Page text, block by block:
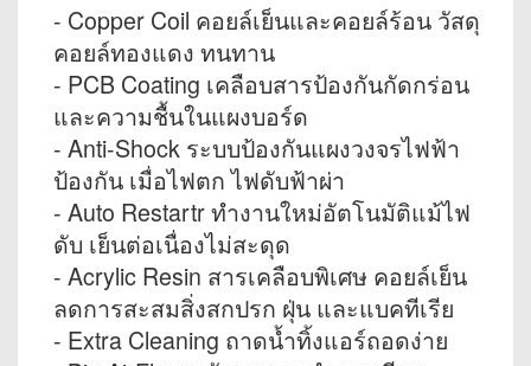
- Copper Coil คอยล์เย็นและคอยล์ร้อน วัสดุ
คอยล์ทองแดง ทนทาน
- PCB Coating เคลือบสารป้องกันกัดกร่อน
และความชื้นในแผงบอร์ด
- Anti-Shock ระบบป้องกันแผงวงจรไฟฟ้า
ป้องกัน เมื่อไฟตก ไฟดับฟ้าผ่า
- Auto Restartr ทำงานใหม่อัตโนมัติแม้ไฟ
ดับ เย็นต่อเนื่องไม่สะดุด
- Acrylic Resin สารเคลือบพิเศษ คอยล์เย็น
ลดการสะสมสิ่งสกปรก ฝุ่น และแบคทีเรีย
- Extra Cleaning ถาดน้ำทิ้งแอร์ถอดง่าย